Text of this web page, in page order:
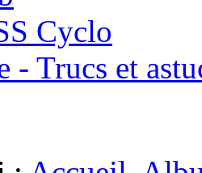
Cyclo
- Trucs et